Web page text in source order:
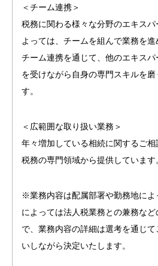
＜チーム連携＞
税務に関わる様々な分野のエキス
よっては、チームを組んで業務を進
チーム連携を通じて、他のエキス
を受けながら自身の専門スキルを
す。
＜広範囲な取り扱い業務＞
年々増加している相続に関するご
税務の専門領域から提供しています
※業務内容は配属部署や勤務地に
によっては法人税業務との兼務な
で、業務内容の詳細は選考を通じ
いしながら決定いたします。